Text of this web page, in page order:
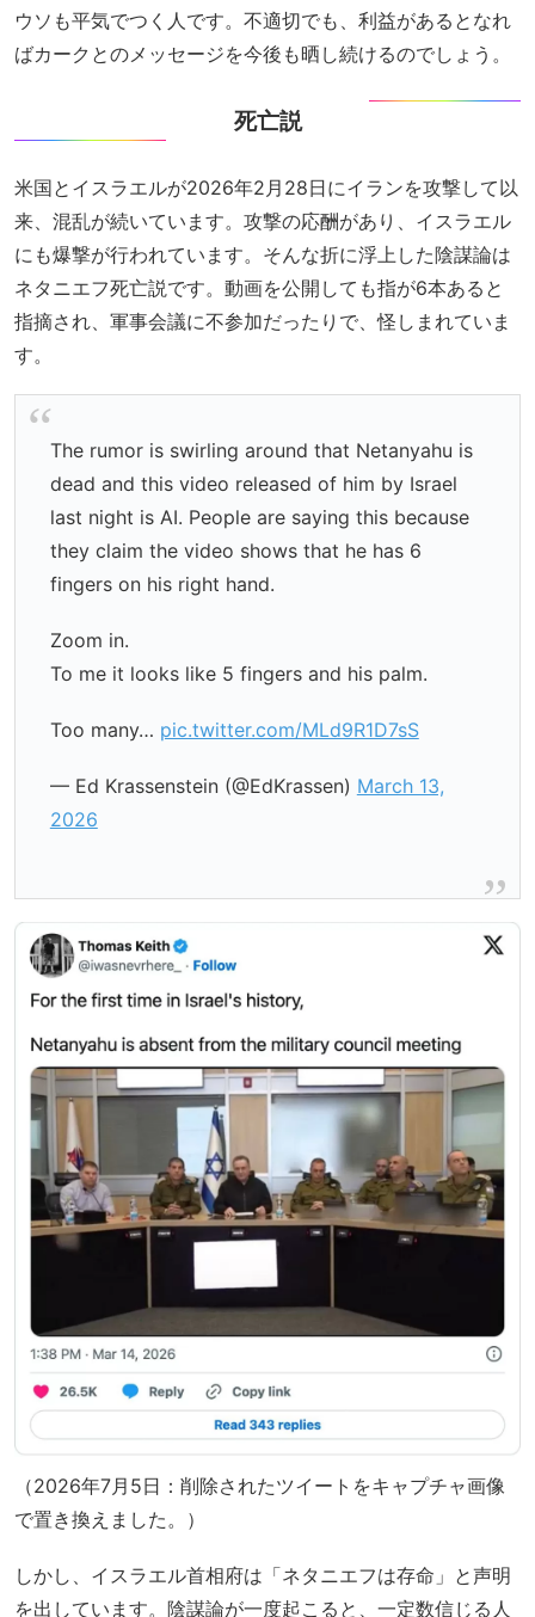
ウソも平気でつく人です。不適切でも、利益があるとなれ
ばカークとのメッセージを今後も晒し続けるのでしょう。
死亡説
米国とイスラエルが2026年2月28日にイランを攻撃して以
来、混乱が続いています。攻撃の応酬があり、イスラエル
にも爆撃が行われています。そんな折に浮上した陰謀論は
ネタニエフ死亡説です。動画を公開しても指が6本あると
指摘され、軍事会議に不参加だったりで、怪しまれていま
す。
The rumor is swirling around that Netanyahu is
dead and this video released of him by Israel
last night is AI. People are saying this because
they claim the video shows that he has 6
fingers on his right hand.
Zoom in.
To me it looks like 5 fingers and his palm.
Too many… pic.twitter.com/MLd9R1D7sS
— Ed Krassenstein (@EdKrassen) March 13,
2026
（2026年7月5日：削除されたツイートをキャプチャ画像
で置き換えました。）
しかし、イスラエル首相府は「ネタニエフは存命」と声明
を出しています。陰謀論が一度起こると、一定数信じる人